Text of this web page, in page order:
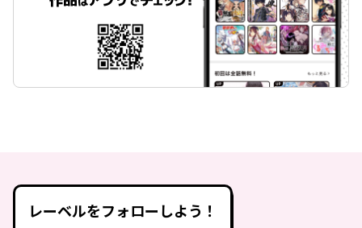
レーベルをフォローしよう！